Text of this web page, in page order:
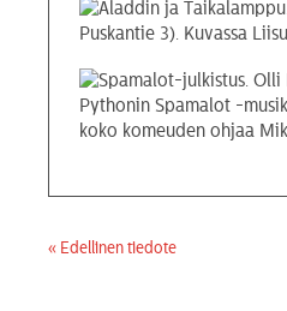
Puskantie 3). Kuvassa
Pythonin Spamalot -
koko komeuden ohjaa
« Edellinen tiedote